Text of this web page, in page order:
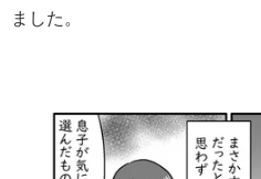
ました。